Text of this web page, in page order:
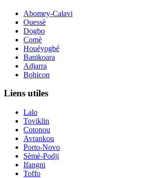
Abomey-Calavi
Ouessè
Dogbo
Comè
Houéyogbé
Banikoara
Adjarra
Bohicon
Liens utiles
Lalo
Toviklin
Cotonou
Avrankou
Porto-Novo
Sèmè-Podji
Ifangni
Toffo